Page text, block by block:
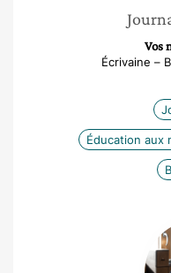
Vos
Écrivaine –
Éducation aux